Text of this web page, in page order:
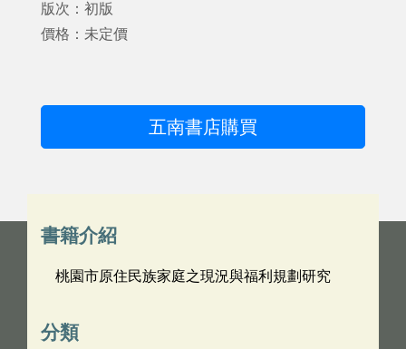
版次：初版
價格：未定價
五南書店購買
書籍介紹
桃園市原住民族家庭之現況與福利規劃研究
分類